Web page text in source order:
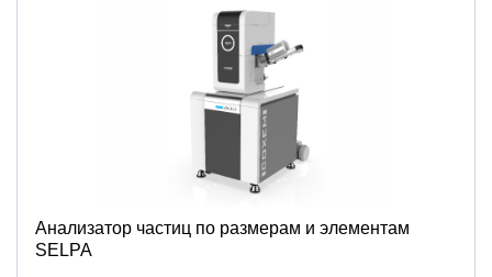
Анализатор частиц по размерам и элементам
SELPA